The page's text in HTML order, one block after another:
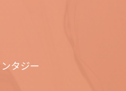
タジー